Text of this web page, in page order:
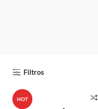
Filtros
HOT
HOT